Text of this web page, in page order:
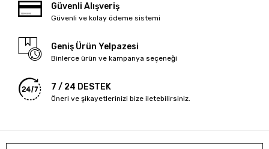
Güvenli Alışveriş
Güvenli ve kolay ödeme sistemi
Geniş Ürün Yelpazesi
Binlerce ürün ve kampanya seçeneği
7 / 24 DESTEK
Öneri ve şikayetlerinizi bize iletebilirsiniz.